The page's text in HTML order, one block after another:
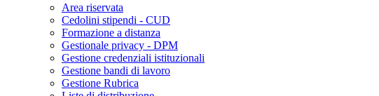
Area riservata
Cedolini stipendi - CUD
Formazione a distanza
Gestionale privacy - DPM
Gestione credenziali istituzionali
Gestione bandi di lavoro
Gestione Rubrica